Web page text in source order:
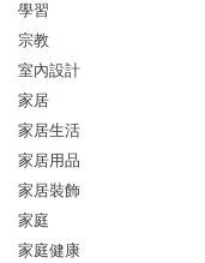
學習
宗教
室內設計
家居
家居生活
家居用品
家居裝飾
家庭
家庭健康